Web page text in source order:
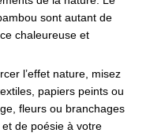
sont autant de
chaleureuse et
l’effet nature, misez
papiers peints ou
fleurs ou branchages
de poésie à votre